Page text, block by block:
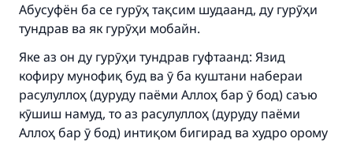
Абусуфён ба се гурӯҳ тақсим шудаанд, ду гурӯҳи
тундрав ва як гурӯҳи мобайн.
Яке аз он ду гурӯҳи тундрав гуфтаанд: Язид
кофиру мунофиқ буд ва ӯ ба куштани набераи
расулуллоҳ (дуруду паёми Аллоҳ бар ӯ бод) саъю
кӯшиш намуд, то аз расулуллоҳ (дуруду паёми
Аллоҳ бар ӯ бод) интиқом бигирад ва худро орому